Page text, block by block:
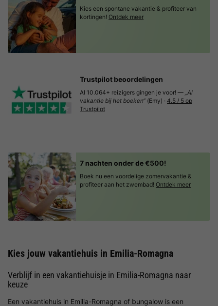
Kies een spontane vakantie & profiteer van
kortingen! Ontdek meer
Trustpilot beoordelingen
Al 10.064+ reizigers gingen je voor! — „Al
vakantie bij het boeken“ (Emy) · 4.5 / 5 op
Trustpilot
7 nachten onder de €500!
Boek nu een voordelige zomervakantie &
profiteer aan het zwembad! Ontdek meer
Kies jouw vakantiehuis in Emilia-Romagna
Verblijf in een vakantiehuisje in Emilia-Romagna naar
keuze
Een vakantiehuis in Emilia-Romagna of bungalow is een